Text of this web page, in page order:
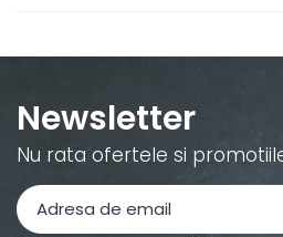
STICKERE PENTRU LATERALE
STICKERE PRAGURI
STICKERE PRINTATE
STICKERE UTILAJE AGRICOLE
VANATOARE - PESCUIT
Newsletter
Nu rata ofertele si